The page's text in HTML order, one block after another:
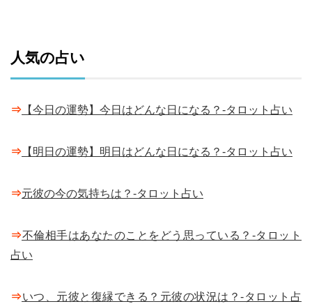
人気の占い
⇒ 【今日の運勢】今日はどんな日になる？-タロット占い
⇒ 【明日の運勢】明日はどんな日になる？-タロット占い
⇒元彼の今の気持ちは？-タロット占い
⇒不倫相手はあなたのことをどう思っている？-タロット
占い
⇒いつ、元彼と復縁できる？元彼の状況は？-タロット占